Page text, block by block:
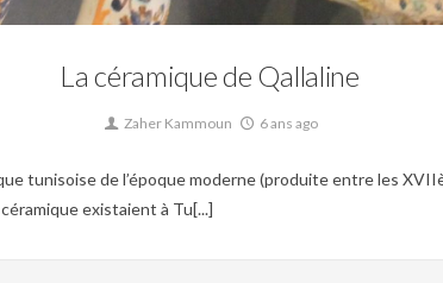
La céramique de Qallaline
Zaher Kammoun 6 ans ago
tunisoise de l’époque moderne (produite entre les
existaient à Tu[...]